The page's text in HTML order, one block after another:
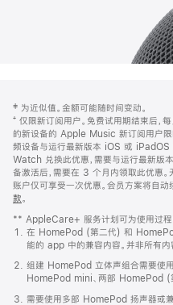
页
页
脚
注
‡ 为近似值。金额可能随时间变动。
⁺ 仅限新订阅用户。免费试用期结束后，
的新设备的 Apple Music 新订阅用户限
频设备与运行最新版本 iOS 或
Watch 兑换此优惠，需要与运行最新版
备激活后，需要在 3 个月内领取此优惠
账户仅可享受一次优惠。会员方案将自动
款。
窗
口
中
打
开)
** AppleCare+ 服务计划可为使用过程
在 HomePod (第二代) 和
能的 app 中的兼容内容。并非所有内
组建 HomePod 立体声组合需要使
HomePod mini、两部 HomePod (
需要使用多部 HomePod 扬声器或